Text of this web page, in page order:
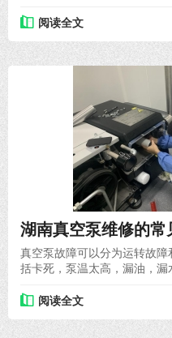
阅读全文
湖南真空泵维修的常
真空泵故障可以分为运转故
括卡死，泵温太高，漏油，漏
阅读全文